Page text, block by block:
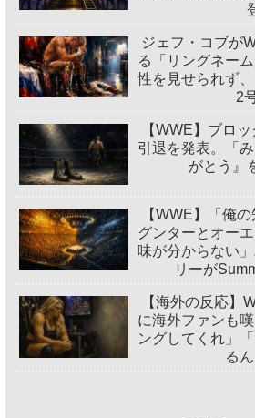
ジェフ・コブが
る「リングネー
性を見せられず
2
【WWE】ブロ
引退を発表。「
がとう』
【WWE】「俺
グンターとオー
味が分からない
リーが
【海外の反応】
に海外ファンも
ングしてくれ」
るん